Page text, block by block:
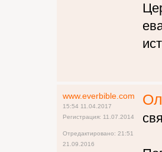
www.everbible.com
15:54 11.04.2017
Регистрация: 11.07.2014
Отредактировано: 21:51
21.09.2016